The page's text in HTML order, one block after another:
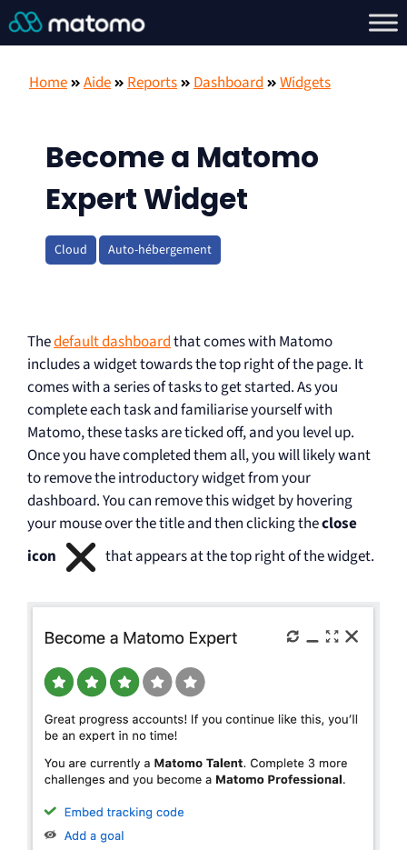
Home Aide Reports Dashboard Widgets
Become a Matomo
Expert Widget
Cloud Auto-hébergement
Thedefault dashboardthat comes with Matomo
includes a widget towards the top right of the page. It
comes with a series of tasks to get started. As you
complete each task and familiarise yourself with
Matomo, these tasks are ticked off, and you level up.
Once you have completed them all, you will likely want
to remove the introductory widget from your
dashboard. You can remove this widget by hovering
your mouse over the title and then clicking theclose
icon
that appears at the top right of the widget.